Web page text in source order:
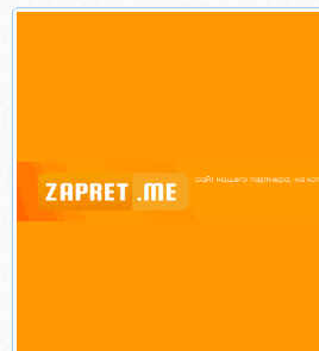
Скачать Универсальный справочник прораба